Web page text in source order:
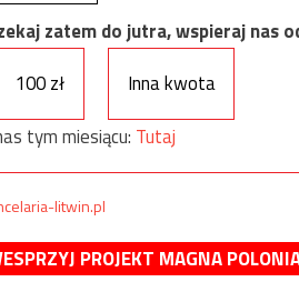
zatem do jutra, wspieraj nas
100 zł
Inna kwota
tym miesiącu: Tutaj
litwin.pl
PROJEKT MAGNA